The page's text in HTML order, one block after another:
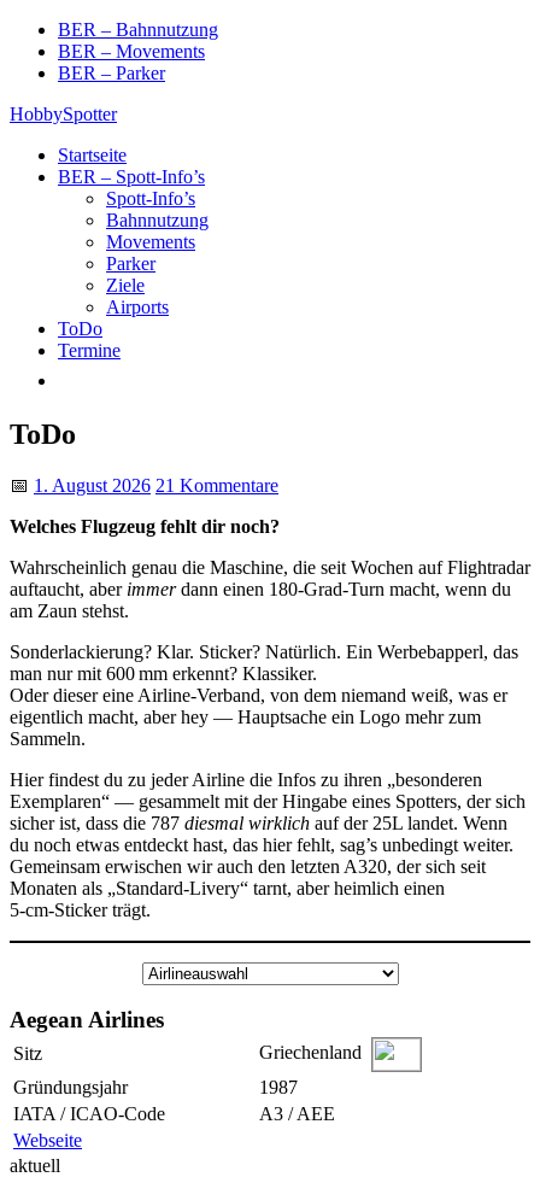
Skip
content
BER – Bahnnutzung
BER – Movements
BER – Parker
HobbySpotter
Startseite
BER – Spott-Info’s
Spott-Info’s
Bahnnutzung
Movements
Parker
Ziele
Airports
ToDo
Termine
ToDo
📅 1. August 2026 21 Kommentare
Welches Flugzeug fehlt dir noch?
Wahrscheinlich genau die Maschine, die seit Wochen auf Flightradar
auftaucht, aber immerdann einen 180‑Grad‑Turn macht, wenn du
am Zaun stehst.
Sonderlackierung? Klar. Sticker? Natürlich. Ein Werbebapperl, das
man nur mit 600 mm erkennt? Klassiker.
Oder dieser eine Airline‑Verband, von dem niemand weiß, was er
eigentlich macht, aber hey — Hauptsache ein Logo mehr zum
Sammeln.
Hier findest du zu jeder Airline die Infos zu ihren „besonderen
Exemplaren“ — gesammelt mit der Hingabe eines Spotters, der sich
sicher ist, dass die 787 diesmal wirklich auf der 25L landet. Wenn
du noch etwas entdeckt hast, das hier fehlt, sag’s unbedingt weiter.
Gemeinsam erwischen wir auch den letzten A320, der sich seit
Monaten als „Standard-Livery“ tarnt, aber heimlich einen
5‑cm‑Sticker trägt.
Aegean Airlines
Sitz
Griechenland
Gründungsjahr
1987
IATA / ICAO-Code
A3 / AEE
Webseite
aktuell